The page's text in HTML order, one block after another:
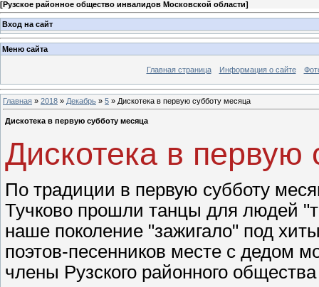
[Рузское районное общество инвалидов Московской области]
Вход на сайт
Меню сайта
Главная страница Информация о сайте
Главная » 2018 » Декабрь » 5 » Дискотека в первую субботу месяца
Дискотека в первую субботу месяца
Дискотека в первую
По традиции в первую субботу
Тучково прошли танцы для людей
наше поколение "зажигало" под
поэтов-песенников месте с дедом
члены Рузского районного